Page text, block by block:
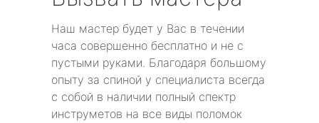
Наш мастер будет у Вас в течении
часа совершенно бесплатно и не с
пустыми руками. Благодаря большому
опыту за спиной у специалиста всегда
с собой в наличии полный спектр
инструметов на все виды поломок